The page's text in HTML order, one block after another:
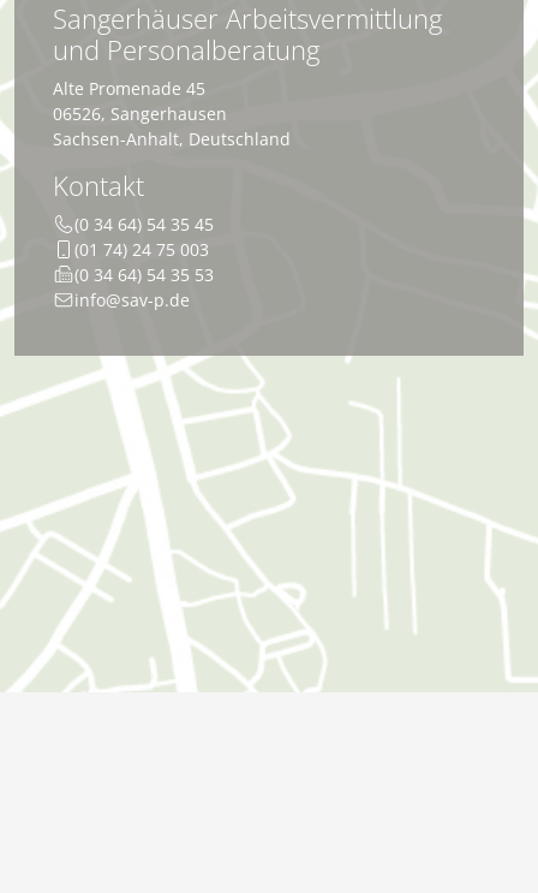
Sangerhäuser Arbeitsvermittlung
und Personalberatung
Alte Promenade 45
06526, Sangerhausen
Sachsen-Anhalt, Deutschland
Kontakt
(0 34 64) 54 35 45
(01 74) 24 75 003
(0 34 64) 54 35 53
info@sav-p.de